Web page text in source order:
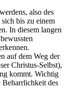
also des
bis zu einem
In diesem langen
auf dem Weg der
Christus-Selbst),
kommt. Wichtig
Beharrlichkeit des